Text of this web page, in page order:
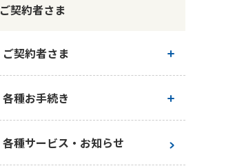
ご契約者さま
ご契約者さま
ご契約内容の確認
各種お手続き
お手続き一覧
各種サービス・お知らせ